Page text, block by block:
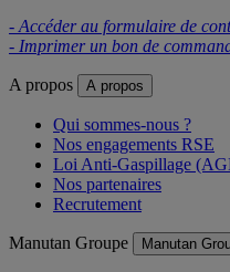
- Accéder au formulaire de
- Imprimer un bon de
A propos A propos
Qui sommes-nous ?
Nos engagements RSE
Loi Anti-Gaspillage
Nos partenaires
Recrutement
Manutan Groupe Manutan